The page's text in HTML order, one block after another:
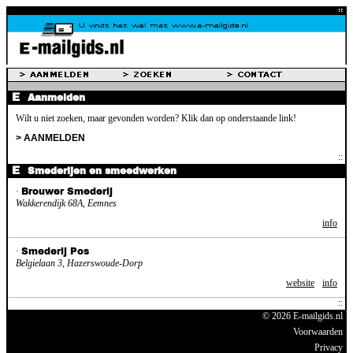
Aanmelden
Wilt u niet zoeken, maar gevonden worden? Klik dan op onderstaande link!
> AANMELDEN
Smederijen en smeedwerken
· Brouwer Smederij
Wakkerendijk 68A, Eemnes
info
· Smederij Pos
Belgielaan 3, Hazerswoude-Dorp
website
info
© 2026 E-mailgids.nl
Voorwaarden
Privacy